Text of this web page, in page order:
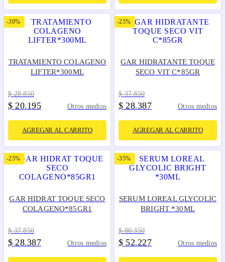
-30%
TRATAMIENTO COLAGENO
LIFTER*300ML
$ 28.850
$ 20.195 Otros medios
AGREGAR AL CARRITO
-25%
GAR HIDRATANTE TOQUE
SECO VIT C*85GR
$ 37.850
$ 28.387 Otros medios
AGREGAR AL CARRITO
-25%
GAR HIDRAT TOQUE SECO
COLAGENO*85GR1
$ 37.850
$ 28.387 Otros medios
-35%
SERUM LOREAL GLYCOLIC
BRIGHT *30ML
$ 80.350
$ 52.227 Otros medios